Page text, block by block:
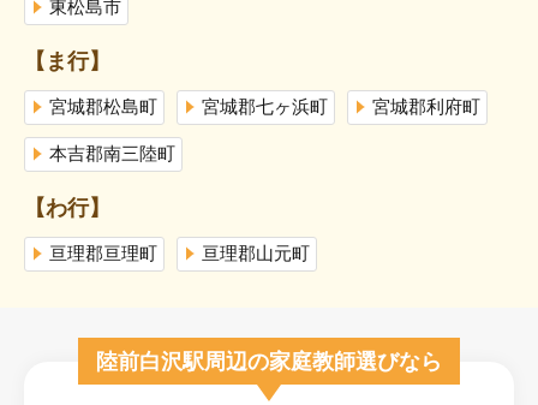
東松島市
【ま行】
宮城郡松島町 宮城郡七ヶ浜町 宮城郡利府町
本吉郡南三陸町
【わ行】
亘理郡亘理町 亘理郡山元町
陸前白沢駅周辺の家庭教師選びなら